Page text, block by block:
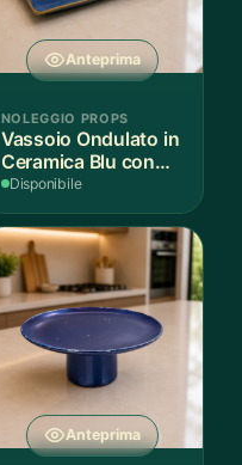
Anteprima
NOLEGGIO PROPS
Vassoio Ondulato in
Ceramica Blu con
Bordo Dorato
Disponibile
Anteprima